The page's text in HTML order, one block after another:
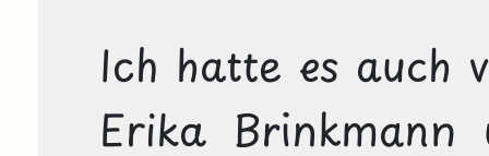
Ich hatte es auch
Erika Brinkmann